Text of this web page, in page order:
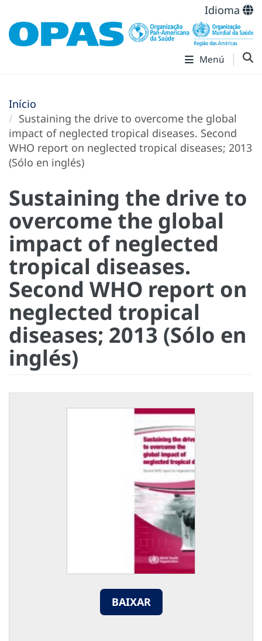
Idioma
Menú
Início
Sustaining the drive to overcome the global
impact of neglected tropical diseases. Second
WHO report on neglected tropical diseases; 2013
(Sólo en inglés)
Sustaining the drive to
overcome the global
impact of neglected
tropical diseases.
Second WHO report on
neglected tropical
diseases; 2013 (Sólo en
inglés)
BAIXAR